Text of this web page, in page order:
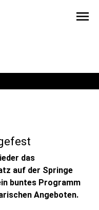
menu
das
auf der Springe
buntes Programm
Angeboten.